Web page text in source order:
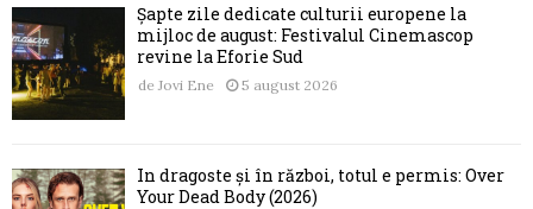
Șapte zile dedicate culturii europene la
mijloc de august: Festivalul Cinemascop
revine la Eforie Sud
de Jovi Ene 5 august 2026
În dragoste și în război, totul e permis: Over
Your Dead Body (2026)